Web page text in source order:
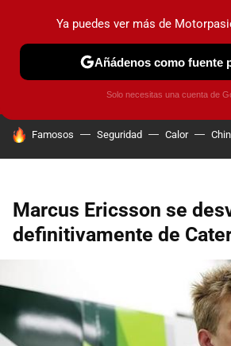
PRUEBAS COCHES ELÉCTRICOS
HOY SE HABLA DE
Famosos Seguridad Calor
Marcus Ericsson se
definitivamente de
Ya puedes ver más de
Añádenos como fuente
Solo necesitas una cuenta de